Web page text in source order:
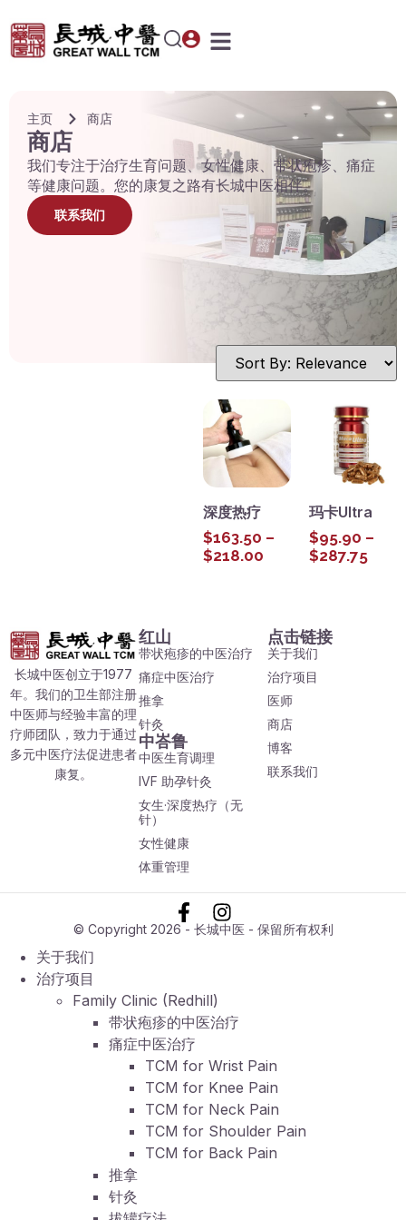
主页 商店
商店
我们专注于治疗生育问题、女性健康、带状疱疹、痛症
等健康问题。您的康复之路有长城中医相伴。
联系我们
深度热疗
$163.50 –
$218.00
玛卡Ultra
$95.90 –
$287.75
长城中医创立于1977
年。我们的卫生部注册
中医师与经验丰富的理
疗师团队，致力于通过
多元中医疗法促进患者
康复。
红山
带状疱疹的中医治疗
痛症中医治疗
推拿
针灸
中峇鲁
中医生育调理
IVF 助孕针灸
女生·深度热疗（无
针）
女性健康
体重管理
点击链接
关于我们
治疗项目
医师
商店
博客
联系我们
© Copyright 2026 - 长城中医 - 保留所有权利
关于我们
治疗项目
Family Clinic (Redhill)
带状疱疹的中医治疗
痛症中医治疗
TCM for Wrist Pain
TCM for Knee Pain
TCM for Neck Pain
TCM for Shoulder Pain
TCM for Back Pain
推拿
针灸